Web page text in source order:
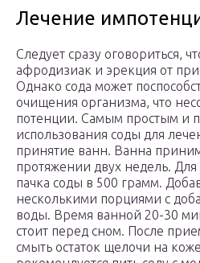
Лечение
Следует сразу оговориться,
афродизиак и эрекция от
Однако сода может
очищения организма, что
потенции. Самым простым и
использования соды для
принятие ванн. Ванна
протяжении двух недель.
пачка соды в 500 грамм.
несколькими порциями с
воды. Время ванной 20-30
стоит перед сном. После
смыть остаток щелочи на